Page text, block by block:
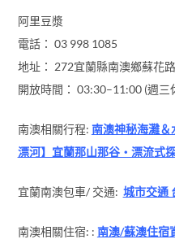
阿里豆漿
電話： 03 998 1085
地址： 272宜蘭縣南澳鄉蘇花
開放時間： 03:30–11:00 (週三
南澳相關行程: 南澳神秘海灘＆
漂河】宜蘭那山那谷・漂流式
宜蘭南澳包車/ 交通: 城市交通
南澳相關住宿: : 南澳/蘇澳住宿